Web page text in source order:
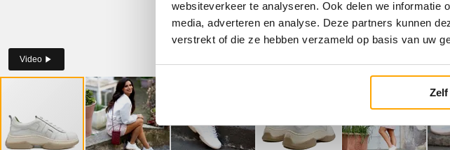
websiteverkeer te analyseren. Ook delen we
media, adverteren en analyse. Deze partners kunnen
verstrekt of die ze hebben verzameld op basis van uw
Video